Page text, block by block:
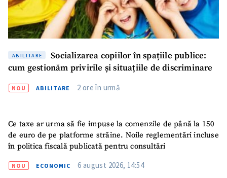
ABILITARE
Socializarea copiilor în spațiile publice:
cum gestionăm privirile și situațiile de discriminare
NOU ABILITARE 2 ore în urmă
Ce taxe ar urma să fie impuse la comenzile de până la 150
de euro de pe platforme străine. Noile reglementări incluse
în politica fiscală publicată pentru consultări
NOU ECONOMIC 6 august 2026, 14:54